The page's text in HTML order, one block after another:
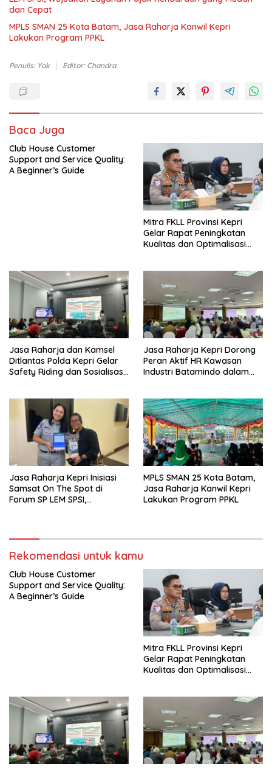
dan Cepat
MPLS SMAN 25 Kota Batam, Jasa Raharja Kanwil Kepri
Lakukan Program PPKL
Penulis: Yok Editor: Chandra
Baca Juga
Club House Customer
Support and Service Quality:
A Beginner’s Guide
Mitra FKLL Provinsi Kepri
Gelar Rapat Peningkatan
Kualitas dan Optimalisasi
Jasa Raharja dan Kamsel
Ditlantas Polda Kepri Gelar
Safety Riding dan Sosialisasi
Indonesia
Jasa Raharja Kepri Dorong
Peran Aktif HR Kawasan
Industri Batamindo dalam
Jasa Raharja Kepri Inisiasi
Samsat On The Spot di
Forum SP LEM SPSI,
MPLS SMAN 25 Kota Batam,
Jasa Raharja Kanwil Kepri
Lakukan Program PPKL
Rekomendasi untuk kamu
Club House Customer
Support and Service Quality:
A Beginner’s Guide
Mitra FKLL Provinsi Kepri
Gelar Rapat Peningkatan
Kualitas dan Optimalisasi